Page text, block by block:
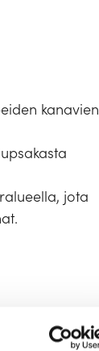
kanavien
jota